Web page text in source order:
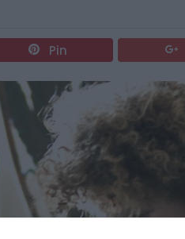
Pin